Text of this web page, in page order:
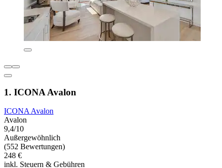
1. ICONA Avalon
ICONA Avalon
Avalon
9,4/10
Außergewöhnlich
(552 Bewertungen)
248 €
inkl. Steuern & Gebühren